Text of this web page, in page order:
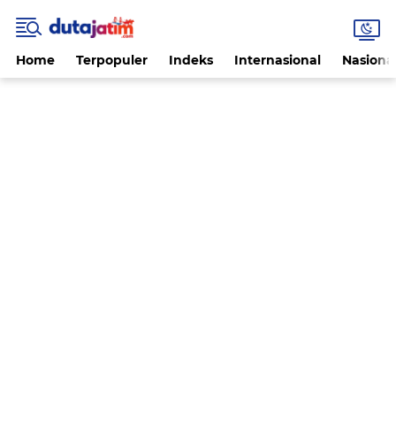
Home Terpopuler Indeks Internasional